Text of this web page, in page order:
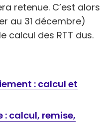
retenue. C’est alors
au 31 décembre)
calcul des RTT dus.
: calcul et
calcul, remise,